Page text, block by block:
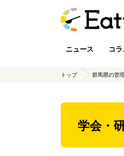
ニュース コラ
トップ 群馬県の管
学会・